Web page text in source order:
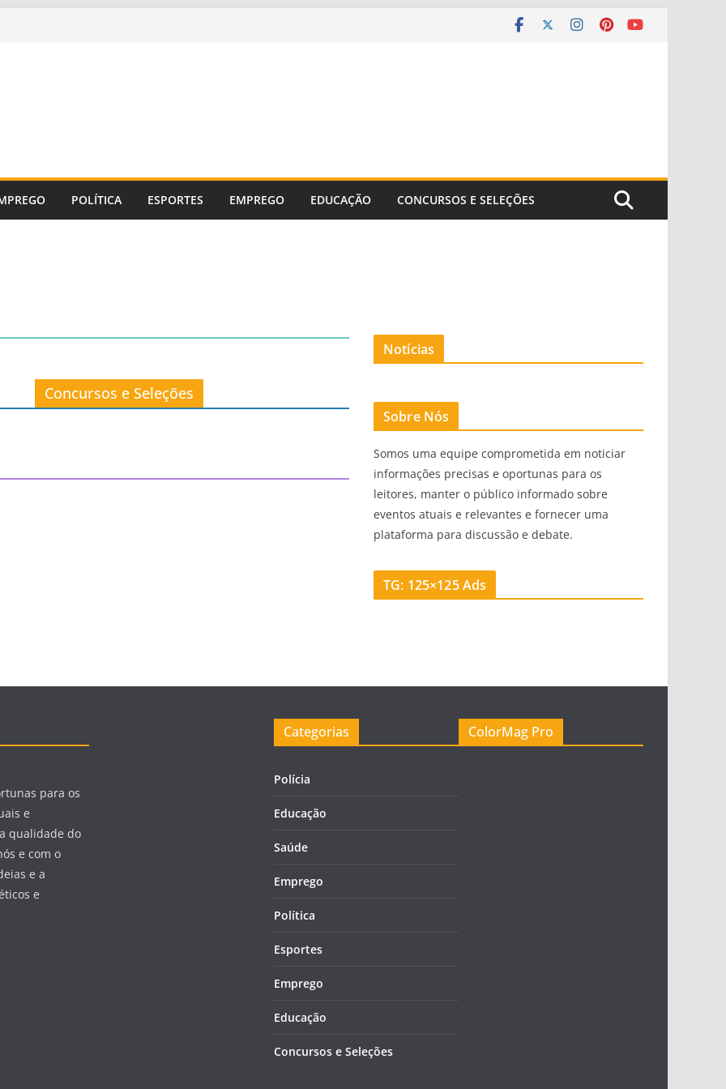
POLÍTICA ESPORTES EMPREGO EDUCAÇÃO CONCURSOS E SELEÇÕES
Concursos e Seleções
Notícias
Sobre Nós
Somos uma equipe comprometida em noticiar
informações precisas e oportunas para os
leitores, manter o público informado sobre
eventos atuais e relevantes e fornecer uma
plataforma para discussão e debate.
TG: 125×125 Ads
para os
e
qualidade do
e com o
e a
e
Categorias
Polícia
Educação
Saúde
Emprego
Política
Esportes
Emprego
Educação
Concursos e Seleções
ColorMag Pro